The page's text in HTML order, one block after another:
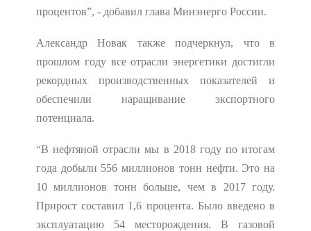
процентов”, - добавил глава Минэнерго России.
Александр Новак также подчеркнул, что в
прошлом году все отрасли энергетики достигли
рекордных производственных показателей и
обеспечили наращивание экспортного
потенциала.
“В нефтяной отрасли мы в 2018 году по итогам
года добыли 556 миллионов тонн нефти. Это на
10 миллионов тонн больше, чем в 2017 году.
Прирост составил 1,6 процента. Было введено в
эксплуатацию 54 месторождения. В газовой